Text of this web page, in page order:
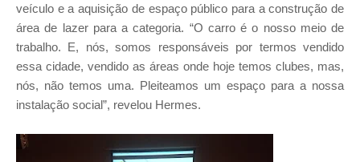
veículo e a aquisição de espaço público para a construção de
área de lazer para a categoria. “O carro é o nosso meio de
trabalho. E, nós, somos responsáveis por termos vendido
essa cidade, vendido as áreas onde hoje temos clubes, mas,
nós, não temos uma. Pleiteamos um espaço para a nossa
instalação social”, revelou Hermes.